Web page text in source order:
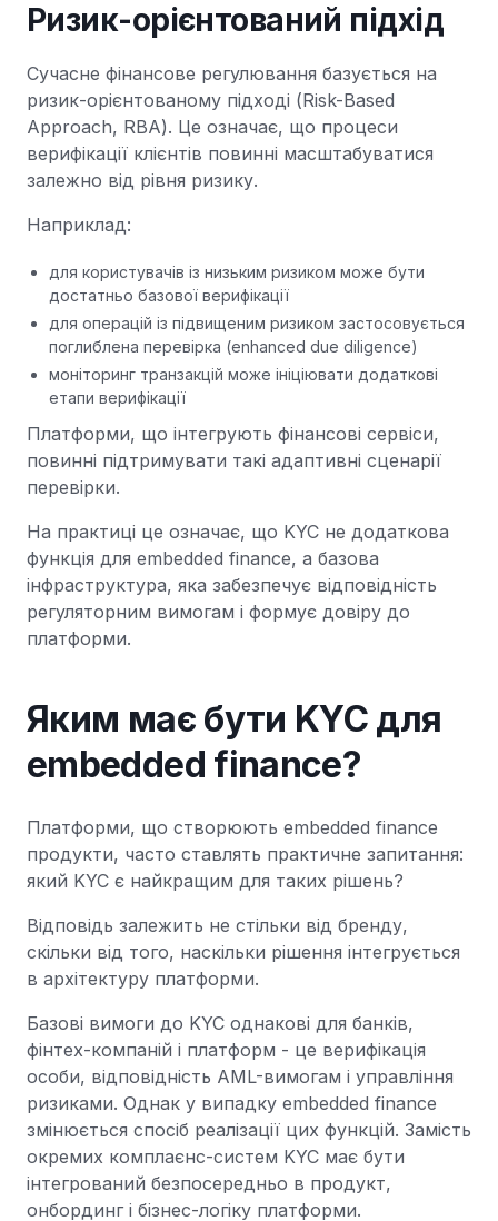
Ризик-орієнтований підхід
Сучасне фінансове регулювання базується на
ризик-орієнтованому підході (Risk-Based
Approach, RBA). Це означає, що процеси
верифікації клієнтів повинні масштабуватися
залежно від рівня ризику.
Наприклад:
для користувачів із низьким ризиком може бути
достатньо базової верифікації
для операцій із підвищеним ризиком застосовується
поглиблена перевірка (enhanced due diligence)
моніторинг транзакцій може ініціювати додаткові
етапи верифікації
Платформи, що інтегрують фінансові сервіси,
повинні підтримувати такі адаптивні сценарії
перевірки.
На практиці це означає, що KYC не додаткова
функція для embedded finance, а базова
інфраструктура, яка забезпечує відповідність
регуляторним вимогам і формує довіру до
платформи.
Яким має бути KYC для
embedded finance?
Платформи, що створюють embedded finance
продукти, часто ставлять практичне запитання:
який KYC є найкращим для таких рішень?
Відповідь залежить не стільки від бренду,
скільки від того, наскільки рішення інтегрується
в архітектуру платформи.
Базові вимоги до KYC однакові для банків,
фінтех-компаній і платформ - це верифікація
особи, відповідність AML-вимогам і управління
ризиками. Однак у випадку embedded finance
змінюється спосіб реалізації цих функцій. Замість
окремих комплаєнс-систем KYC має бути
інтегрований безпосередньо в продукт,
онбординг і бізнес-логіку платформи.